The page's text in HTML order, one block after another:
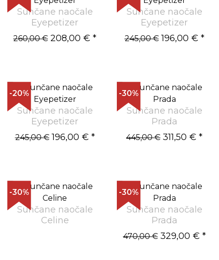
Sunčane naočale
Eyepetizer
260,00 € 208,00 € *
Sunčane naočale
Eyepetizer
245,00 €196,00 € *
-20%
Sunčane naočale
Eyepetizer
245,00 €196,00 € *
-30%
Sunčane naočale
Prada
445,00 € 311,50 € *
-30%
Sunčane naočale
Celine
-30%
Sunčane naočale
Prada
470,00 €329,00 € *